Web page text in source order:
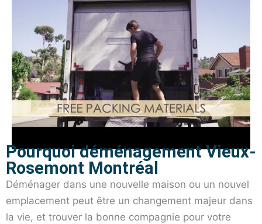
Pourquoi déménagement Vieux-
Rosemont Montréal
Déménager dans une nouvelle maison ou un nouvel
emplacement peut être un changement majeur dans
la vie, et trouver la bonne compagnie pour votre